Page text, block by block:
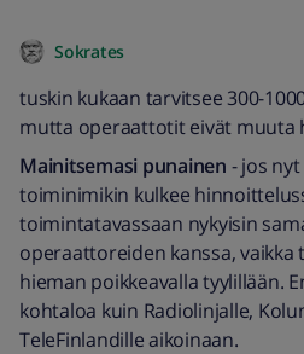
Sokrates
tuskin kukaan tarvitsee 300-
mutta operaattotit eivät muuta
Mainitsemasi punainen - jos
toiminimikin kulkee
toimintatavassaan nykyisin
operaattoreiden kanssa, vaikka
hieman poikkeavalla tyylillään.
kohtaloa kuin Radiolinjalle,
TeleFinlandille aikoinaan.